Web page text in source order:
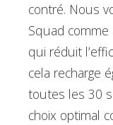
contré. Nous
Squad
qui réduit
cela recharge
toutes les 30
choix optimal